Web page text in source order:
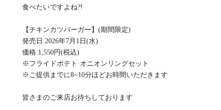
食べたいですよね?!
【チキンカツバーガー】(期間限定)
発売日:2026年7月1日(水)
価格:1,550円(税込)
※フライドポテト·オニオンリングセット
※ご提供までに8~10分ほどお時間いただきます
皆さまのご来店お待ちしております